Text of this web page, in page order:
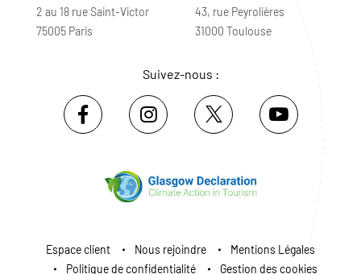
2 au 18 rue Saint-Victor
75005 Paris
43, rue Peyrolières
31000 Toulouse
Suivez-nous :
Espace client Nous rejoindre
Mentions Légales
Politique de confidentialité
Gestion des cookies